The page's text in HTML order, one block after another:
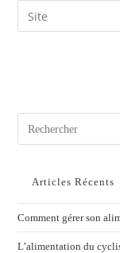
Articles Récents
Comment gérer son
L’alimentation du